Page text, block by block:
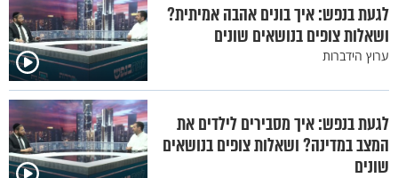
לגעת בנפש: איך בונים אהבה אמיתית?
ושאלות צופים בנושאים שונים
ערוץ הידברות
לגעת בנפש: איך מסבירים לילדים את
המצב במדינה? ושאלות צופים בנושאים
שונים